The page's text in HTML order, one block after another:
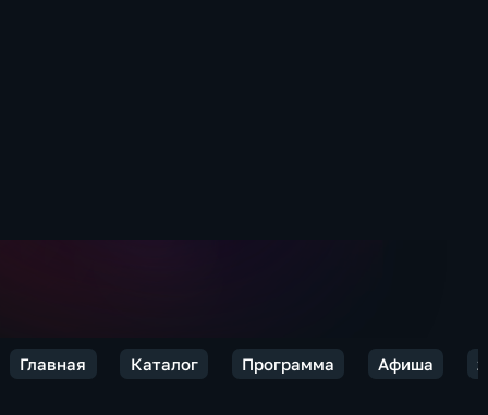
Главная Каталог Программа Афиша